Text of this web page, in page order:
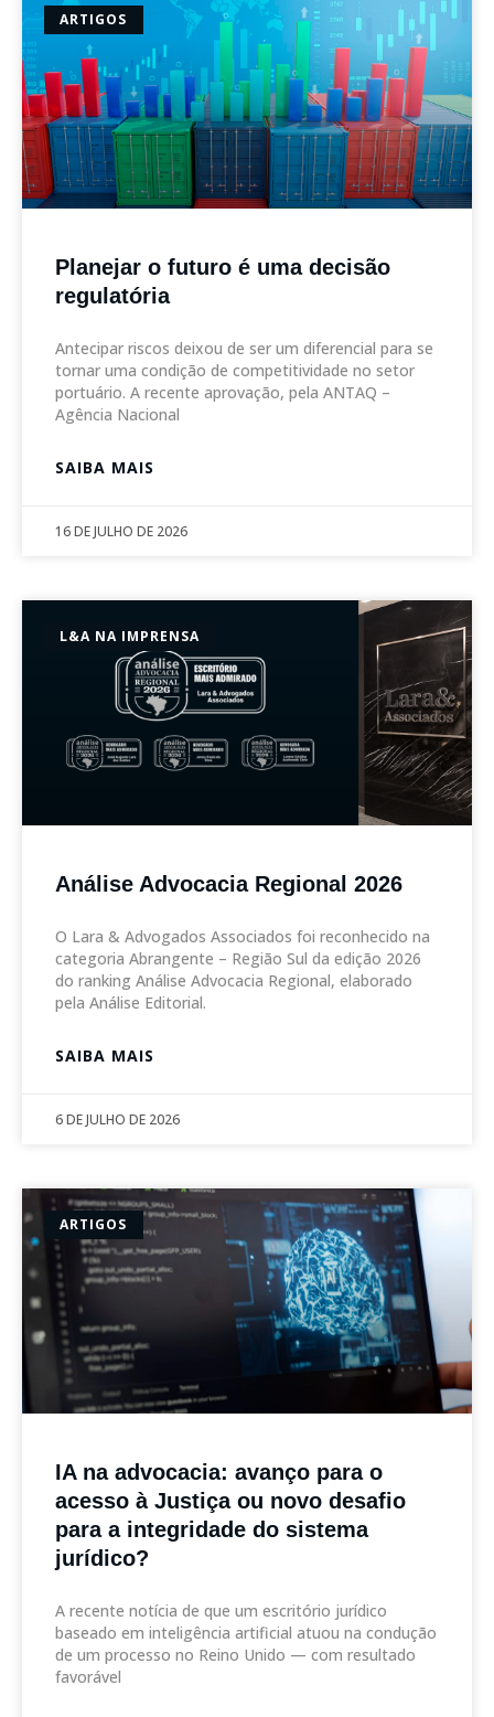
ARTIGOS
Planejar o futuro é uma decisão
regulatória
Antecipar riscos deixou de ser um diferencial para se
tornar uma condição de competitividade no setor
portuário. A recente aprovação, pela ANTAQ –
Agência Nacional
SAIBA MAIS
16 DE JULHO DE 2026
L&A NA IMPRENSA
Análise Advocacia Regional 2026
O Lara & Advogados Associados foi reconhecido na
categoria Abrangente – Região Sul da edição 2026
do ranking Análise Advocacia Regional, elaborado
pela Análise Editorial.
SAIBA MAIS
6 DE JULHO DE 2026
ARTIGOS
IA na advocacia: avanço para o
acesso à Justiça ou novo desafio
para a integridade do sistema
jurídico?
A recente notícia de que um escritório jurídico
baseado em inteligência artificial atuou na condução
de um processo no Reino Unido — com resultado
favorável